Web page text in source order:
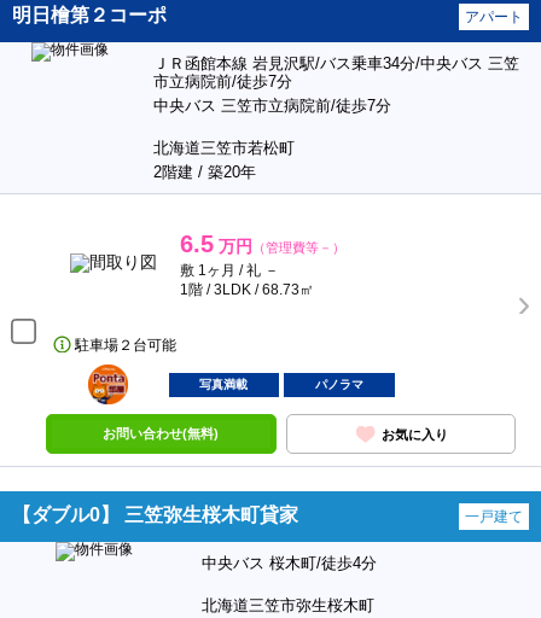
明日檜第２コーポ アパート
ＪＲ函館本線 岩見沢駅/バス乗車34分/中央バス 三笠
市立病院前/徒歩7分
中央バス 三笠市立病院前/徒歩7分
北海道三笠市若松町
2階建 / 築20年
6.5 万円 （管理費等－）
敷 1ヶ月 / 礼 －
1階 / 3LDK / 68.73㎡
駐車場２台可能
ポンタ
部屋
写真満載 パノラマ
お問い合わせ(無料) お気に入り
【ダブル0】 三笠弥生桜木町貸家 一戸建て
中央バス 桜木町/徒歩4分
北海道三笠市弥生桜木町